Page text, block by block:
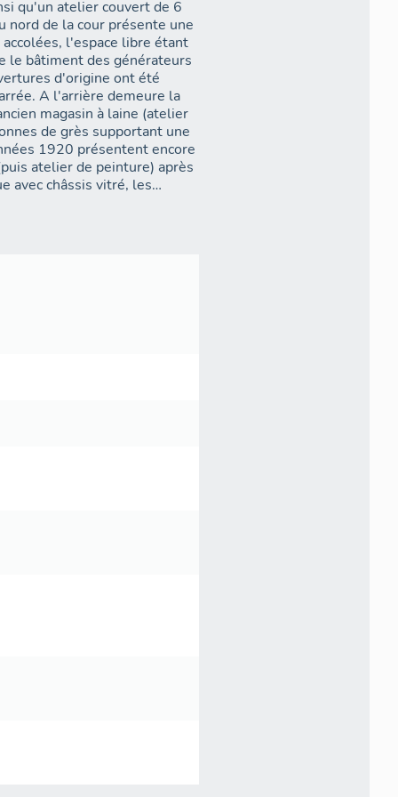
qu'un atelier couvert de 6
nord de la cour présente une
l'espace libre étant
le bâtiment des générateurs
d'origine ont été
A l'arrière demeure la
magasin à laine (atelier
de grès supportant une
1920 présentent encore
atelier de peinture) après
avec châssis vitré, les
travée a été intégrée